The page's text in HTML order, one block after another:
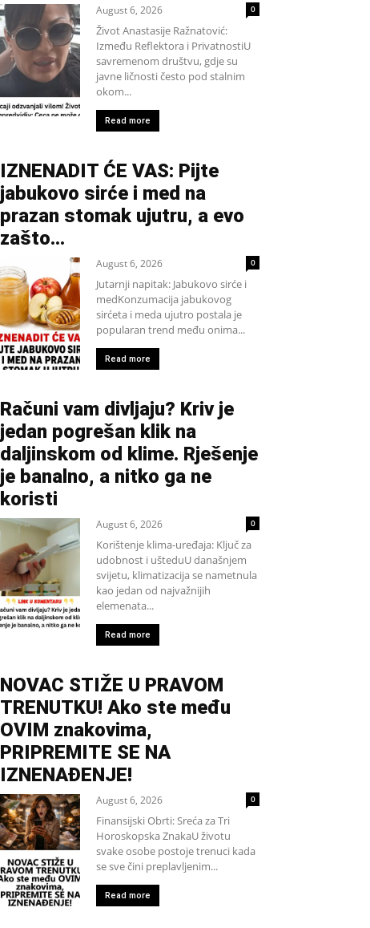
August 6, 2026 0
Život Anastasije Ražnatović:
Između Reflektora i PrivatnostiU
savremenom društvu, gdje su
javne ličnosti često pod stalnim
okom...
Read more
IZNENADIT ĆE VAS: Pijte
jabukovo sirće i med na
prazan stomak ujutru, a evo
zašto…
August 6, 2026 0
Jutarnji napitak: Jabukovo sirće i
medKonzumacija jabukovog
sirćeta i meda ujutro postala je
popularan trend među onima...
Read more
Računi vam divljaju? Kriv je
jedan pogrešan klik na
daljinskom od klime. Rješenje
je banalno, a nitko ga ne
koristi
August 6, 2026 0
Korištenje klima-uređaja: Ključ za
udobnost i ušteduU današnjem
svijetu, klimatizacija se nametnula
kao jedan od najvažnijih
elemenata...
Read more
NOVAC STIŽE U PRAVOM
TRENUTKU! Ako ste među
OVIM znakovima,
PRIPREMITE SE NA
IZNENAĐENJE!
August 6, 2026 0
Finansijski Obrti: Sreća za Tri
Horoskopska ZnakaU životu
svake osobe postoje trenuci kada
se sve čini preplavljenim...
Read more